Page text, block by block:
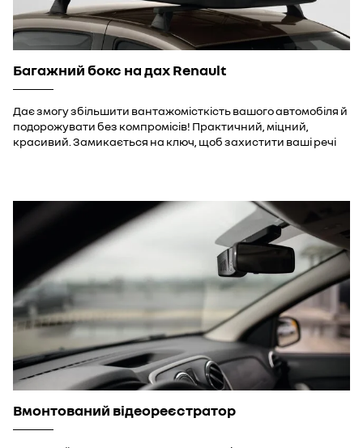
Багажний бокс на дах Renault
Дає змогу збільшити вантажомісткість вашого автомобіля й
подорожувати без компромісів! Практичний, міцний,
красивий. Замикається на ключ, щоб захистити ваші речі
Вмонтований відеореєстратор